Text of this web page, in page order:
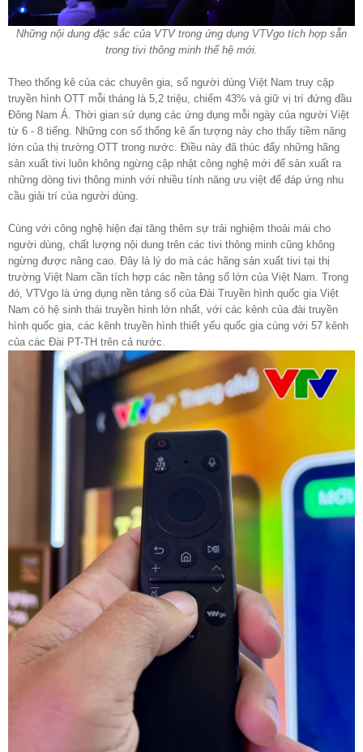
Những nội dung đặc sắc của VTV trong ứng dụng VTVgo tích hợp sẵn
trong tivi thông minh thế hệ mới.
Theo thống kê của các chuyên gia, số người dùng Việt Nam truy cập
truyền hình OTT mỗi tháng là 5,2 triệu, chiếm 43% và giữ vị trí đứng đầu
Đông Nam Á. Thời gian sử dụng các ứng dụng mỗi ngày của người Việt
từ 6 - 8 tiếng. Những con số thống kê ấn tượng này cho thấy tiềm năng
lớn của thị trường OTT trong nước. Điều này đã thúc đẩy những hãng
sản xuất tivi luôn không ngừng cập nhật công nghệ mới để sản xuất ra
những dòng tivi thông minh với nhiều tính năng ưu việt để đáp ứng nhu
cầu giải trí của người dùng.
Cùng với công nghệ hiện đại tăng thêm sự trải nghiệm thoải mái cho
người dùng, chất lượng nội dung trên các tivi thông minh cũng không
ngừng được nâng cao. Đây là lý do mà các hãng sản xuất tivi tại thị
trường Việt Nam cần tích hợp các nền tảng số lớn của Việt Nam. Trong
đó, VTVgo là ứng dụng nền tảng số của Đài Truyền hình quốc gia Việt
Nam có hệ sinh thái truyền hình lớn nhất, với các kênh của đài truyền
hình quốc gia, các kênh truyền hình thiết yếu quốc gia cùng với 57 kênh
của các Đài PT-TH trên cả nước.